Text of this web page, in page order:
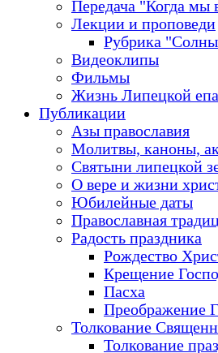
Передача "Когда мы
Лекции и проповеди
Рубрика
Видеоклипы
Фильмы
Жизнь Липецкой
Публикации
Азы православия
Молитвы, каноны,
Святыни липецкой
О вере и жизни
Юбилейные даты
Православная
Радость праздника
Рождество
Крещение
Пасха
Преображение
Толкование
Толкование